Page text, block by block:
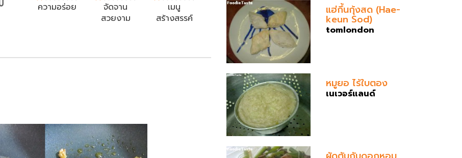
ความอร่อย
จัดจาน
สวยงาม
เมนู
สร้างสรรค์
แฮ่กึ้นกุ้งสด (Hae-
keun Sod)
tomlondon
หมูยอ ไร้ใบตอง
เนเวอร์แลนด์